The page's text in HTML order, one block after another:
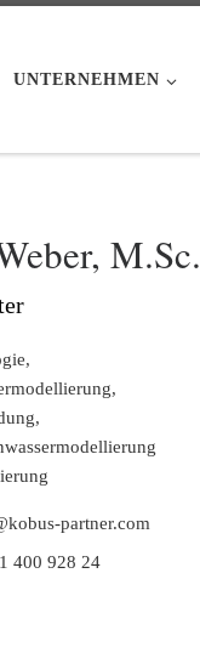
UNTERNEHMEN
M.Sc.
partner.com
400 928 24